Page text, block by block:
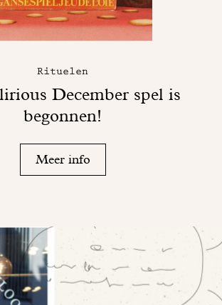
Rituelen
December spel is
begonnen!
Meer info